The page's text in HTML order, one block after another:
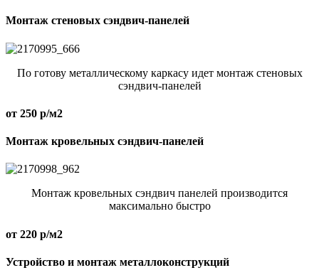
Монтаж стеновых сэндвич-панелей
По готову металлическому каркасу идет монтаж стеновых
сэндвич-панелей
от 250 р/м2
Монтаж кровельных сэндвич-панелей
Монтаж кровельных сэндвич панелей производится
максимально быстро
от 220 р/м2
Устройство и монтаж металлоконструкций